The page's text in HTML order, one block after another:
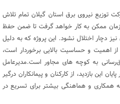
توزیع نیروی برق استان گیلان تمام تلاش
زمان ممکن به کار خواهد گرفت تا ضمن حفظ
دچار اختلال نشود. این پروژه که به دلیل
اهمیت و حساسیت بالایی برخوردار است،
به کوچه های مجاور است.مدیرعامل
این بازدید، از کارکنان و پیمانکاران درگیر
همکاری و هماهنگی بیشتر برای تسریع در